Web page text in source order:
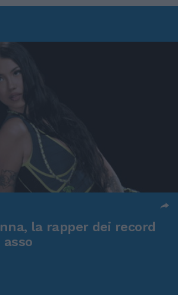
la rapper dei record